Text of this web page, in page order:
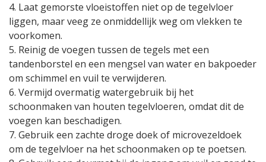
4. Laat gemorste vloeistoffen niet op de tegelvloer
liggen, maar veeg ze onmiddellijk weg om vlekken te
voorkomen.
5. Reinig de voegen tussen de tegels met een
tandenborstel en een mengsel van water en bakpoeder
om schimmel en vuil te verwijderen.
6. Vermijd overmatig watergebruik bij het
schoonmaken van houten tegelvloeren, omdat dit de
voegen kan beschadigen.
7. Gebruik een zachte droge doek of microvezeldoek
om de tegelvloer na het schoonmaken op te poetsen.